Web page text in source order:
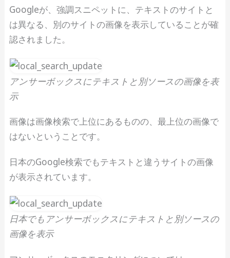
Googleが、強調スニペットに、テキストのサイトと
は異なる、別のサイトの画像を表示していることが確
認されました。
アンサーボックスにテキストと別ソースの画像を表
示
画像は画像検索で上位にあるものの、最上位の画像で
はないということです。
日本のGoogle検索でもテキストと違うサイトの画像
が表示されています。
日本でもアンサーボックスにテキストと別ソースの
画像を表示